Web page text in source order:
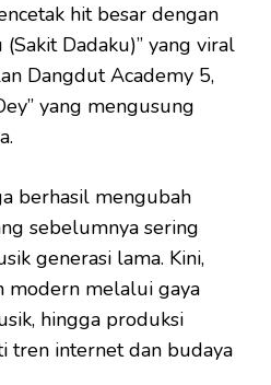
hit besar dengan
Dadaku)” yang viral
Dangdut Academy 5,
yang mengusung
berhasil mengubah
sebelumnya sering
generasi lama. Kini,
melalui gaya
hingga produksi
tren internet dan budaya